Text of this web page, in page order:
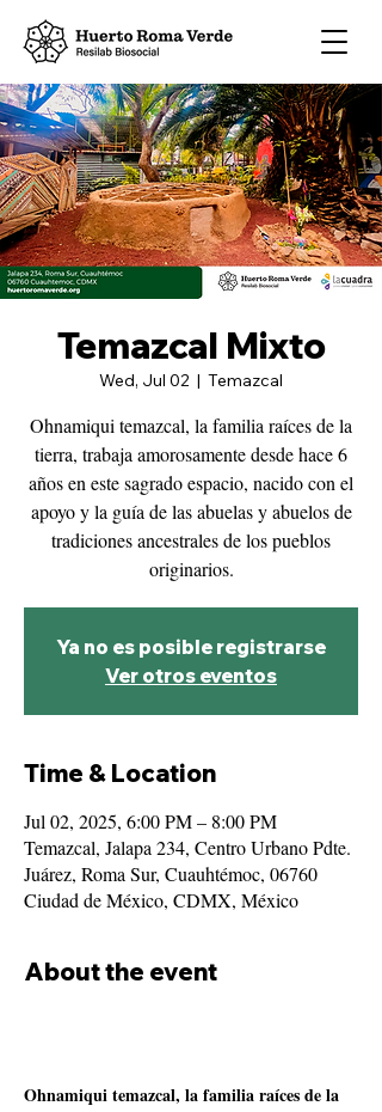
Temazcal Mixto
Wed, Jul 02
  |
Temazcal
Ohnamiqui temazcal, la familia raíces de la
tierra, trabaja amorosamente desde hace 6
años en este sagrado espacio, nacido con el
apoyo y la guía de las abuelas y abuelos de
tradiciones ancestrales de los pueblos
originarios.
Ya no es posible registrarse
Ver otros eventos
Time & Location
Jul 02, 2025, 6:00 PM – 8:00 PM
Temazcal, Jalapa 234, Centro Urbano Pdte.
Juárez, Roma Sur, Cuauhtémoc, 06760
Ciudad de México, CDMX, México
About the event
Ohnamiqui temazcal, la familia raíces de la